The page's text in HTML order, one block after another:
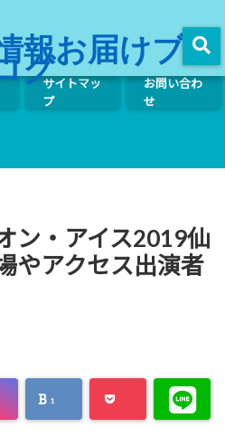
報お届けブ
グサイトマッ
プ
お問い合わ
せ
ン・アイス2019仙
やアクセス出演者
1